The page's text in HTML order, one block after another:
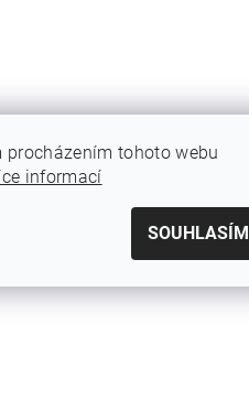
procházením tohoto webu
informací
SOUHLASÍM